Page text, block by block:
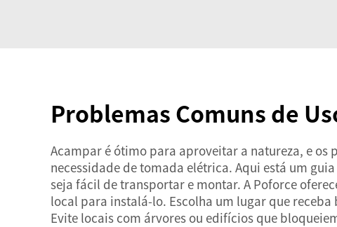
Problemas Comuns de
Acampar é ótimo para aproveitar a natureza, e os
necessidade de tomada elétrica. Aqui está um
seja fácil de transportar e montar. A Poforce
local para instalá-lo. Escolha um lugar que
Evite locais com árvores ou edifícios que